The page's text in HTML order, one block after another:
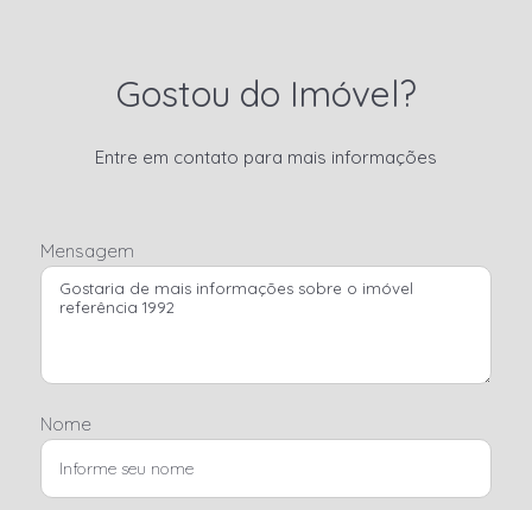
Gostou do Imóvel?
Entre em contato para mais informações
Mensagem
Nome